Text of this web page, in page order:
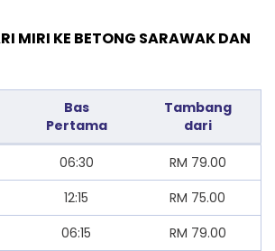
MIRI KE BETONG SARAWAK DAN
Bas
Pertama
Tambang
dari
06:30 RM 79.00
12:15 RM 75.00
06:15 RM 79.00